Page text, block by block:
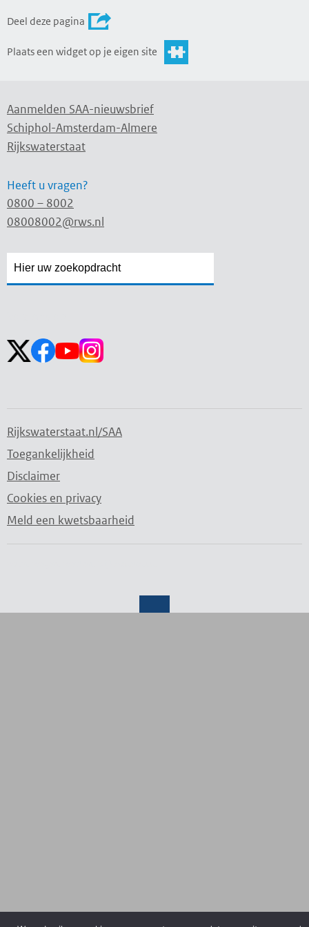
Deel deze pagina
Plaats een widget op je eigen site
Aanmelden SAA-nieuwsbrief
Schiphol-Amsterdam-Almere
Rijkswaterstaat
Heeft u vragen?
0800 – 8002
08008002@rws.nl
Rijkswaterstaat.nl/SAA
Toegankelijkheid
Disclaimer
Cookies en privacy
Meld een kwetsbaarheid